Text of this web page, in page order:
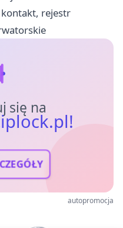
kontakt, rejestr
się na
autopromocja